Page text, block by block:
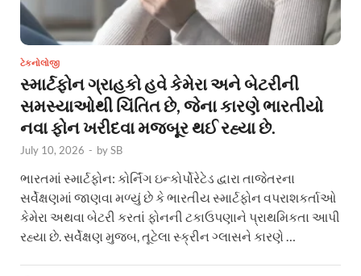
ટેકનોલોજી
સ્માર્ટફોન ગ્રાહકો હવે કેમેરા અને બેટરીની
સમસ્યાઓથી ચિંતિત છે, જેના કારણે ભારતીયો
નવા ફોન ખરીદવા મજબૂર થઈ રહ્યા છે.
July 10, 2026 - bySB
ભારતમાં સ્માર્ટફોન: કોર્નિંગ ઇન્કોર્પોરેટેડ દ્વારા તાજેતરના
સર્વેક્ષણમાં જાણવા મળ્યું છે કે ભારતીય સ્માર્ટફોન વપરાશકર્તાઓ
કેમેરા અથવા બેટરી કરતાં ફોનની ટકાઉપણાને પ્રાથમિકતા આપી
રહ્યા છે. સર્વેક્ષણ મુજબ, તૂટેલા સ્ક્રીન ગ્લાસને કારણે …